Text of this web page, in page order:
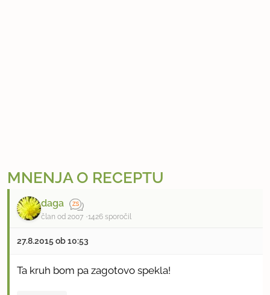
MNENJA O RECEPTU
daga
član od 2007 1426 sporočil
27.8.2015 ob 10:53
Ta kruh bom pa zagotovo spekla!